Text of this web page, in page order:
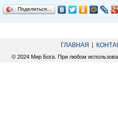
Поделиться…
ГЛАВНАЯ
© 2024 Мир Бога. При любом